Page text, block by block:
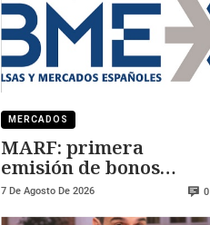
MERCADOS
MARF: primera
emisión de bonos
convertibles
7 De Agosto De 2026 0